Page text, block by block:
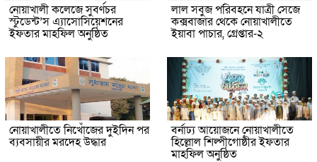
নোয়াখালী কলেজে সুবর্ণচর
স্টুডেন্ট’স এ্যাসোসিয়েশনের
ইফতার মাহফিল অনুষ্ঠিত
লাল সবুজ পরিবহনে যাত্রী সেজে
কক্সবাজার থেকে নোয়াখালীতে
ইয়াবা পাচার, গ্রেপ্তার-২
নোয়াখালীতে নিখোঁজের দুইদিন পর
ব্যবসায়ীর মরদেহ উদ্ধার
বর্নাঢ্য আয়োজনে নোয়াখালীতে
হিল্লোল শিল্পীগোষ্ঠীর ইফতার
মাহফিল অনুষ্ঠিত